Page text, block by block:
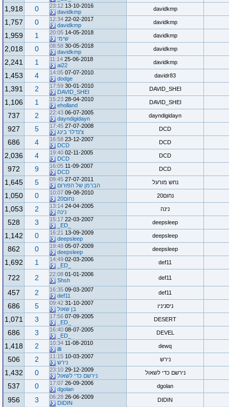
davidkmp
13-10-2016
23:12
davidkmp
0
1,918
davidkmp
22-02-2017
12:34
davidkmp
0
1,757
davidkmp
14-05-2018
20:05
שימי
1
1,959
davidkmp
30-05-2018
08:58
davidkmp
0
2,018
davidkmp
25-06-2018
11:14
ai22
1
2,241
davidr83
07-07-2010
14:05
dodge
4
1,453
DAVID_SHEI
30-01-2010
17:59
DAVID_SHEI
2
1,391
DAVID_SHEI
28-04-2010
15:23
eholland
1
1,106
dayndigidayn
06-07-2005
22:43
dayndigidayn
2
737
DCD
27-07-2008
17:45
צ'נדלר בינג
5
927
DCD
23-12-2007
16:58
DCD
4
686
DCD
02-11-2005
19:40
DCD
4
2,036
DCD
11-09-2007
16:05
DCD
9
972
נחש מורעל 27-07-2011
09:45
הברמן של הפורום
5
1,645
נחום20 09-08-2010
10:07
נחום20
0
1,050
נינה 24-04-2005
13:14
נינה
2
1,053
deepsleep
22-03-2007
15:17
3
528
deepsleep
13-09-2009
16:21
deepsleep
0
1,142
deepsleep
05-07-2009
19:48
deepsleep
0
862
def11
02-03-2006
14:49
1
1,692
def11
01-01-2006
22:08
Shsh
2
722
def11
09-03-2007
16:35
def11
2
457
ניסניניו 31-10-2007
09:42
בן שאול
5
686
DESERT
07-09-2005
17:56
3
1,071
DEVEL
08-07-2005
16:40
3
686
dewq
11-08-2010
10:34
illi
2
1,418
נירש 10-03-2007
11:15
נירש
2
506
נירשם כדי לשאול 29-12-2009
23:10
נירשם כדי לשאול
0
1,432
dgolan
26-09-2006
17:07
dgolan
0
537
DIDIN
26-06-2009
06:28
DIDIN
3
956